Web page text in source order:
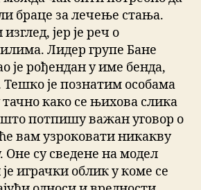
браце за лечење стања.
јер је реч о
Лидер групе Бане
је рођендан у име бенда,
је познатим особама
како се њихова слика
потпишу важан уговор о
вам узроковати никакву
Оне су сведене на модел
играчки облик у коме се